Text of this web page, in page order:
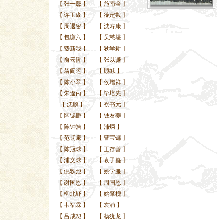
【 张一麐 】 【 施南金 】
【 许玉瑑 】 【 徐定戡 】
【 周退密 】 【 沈寿康 】
【 包谦六 】 【 吴慈堪 】
【 费新我 】 【 狄学耕 】
【 俞云阶 】 【 张以谦 】
【 翁闿运 】 【 顾缄 】
【 陈小翠 】 【 侯增祥 】
【 朱逢丙 】 【 毕培先 】
【 沈麟 】 【 祝书元 】
【 区锡鹏 】 【 钱友夔 】
【 陈钟浩 】 【 浦炳 】
【 范韧庵 】 【 曹宝镛 】
【 陈冠球 】 【 王存善 】
【 浦文球 】 【 袁子嶷 】
【 倪轶池 】 【 姚学濂 】
【 谢国恩 】 【 周国恩 】
【 柳北野 】 【 姚肇槐 】
【 韦福霖 】 【 袁浦 】
【 吕成恕 】 【 杨犹龙 】